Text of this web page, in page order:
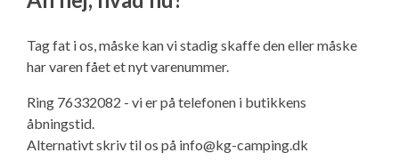
Adria Astella
Next
Hobby Prestige
Hobby Maxia
Ny campingvogn - godt at vide
Lille campingvogn
Finansiering af campingvogn
Vil du sælge din campingvogn?
Brugte telte og udstyr
Adria Coral
Adria Compact
Internet i campingvognen
Aircondition og klimaanlæg
Gas-komfort i din campingvogn
Sikker handel
Tag fat i os, måske kan vi stadig skaffe den eller måske
har varen fået et nyt varenummer.
Ring 76332082 - vi er på telefonen i butikkens
åbningstid.
Alternativt skriv til os på info@kg-camping.dk